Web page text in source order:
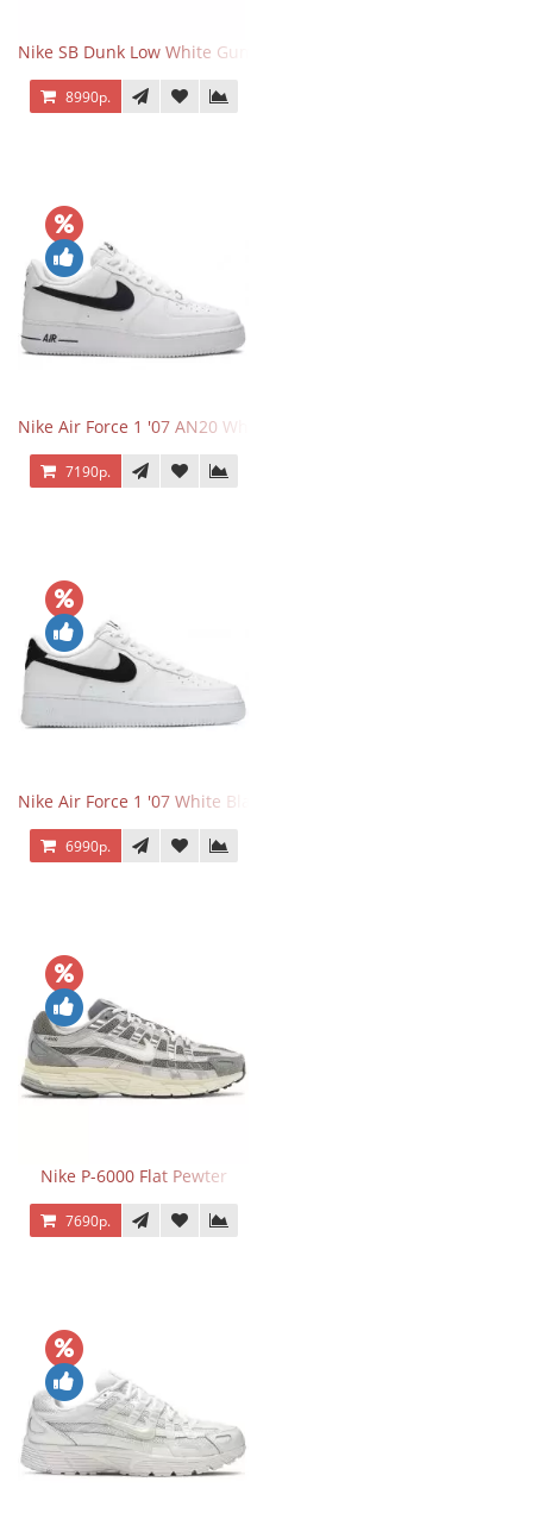
Nike SB Dunk Low White Gum
8990р.
Nike Air Force 1 '07 AN20 White Black
7190р.
Nike Air Force 1 '07 White Black
6990р.
Nike P-6000 Flat Pewter
7690р.